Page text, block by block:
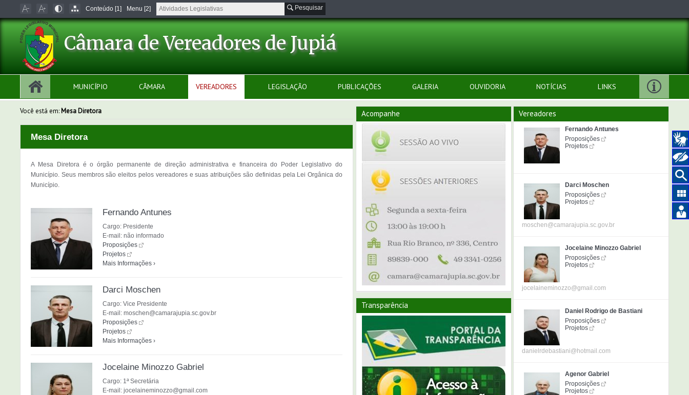
Conteúdo [1] Menu [2] Pesquisar
Câmara de Vereadores de Jupiá
MUNICÍPIO CÂMARA VEREADORES LEGISLAÇÃO PUBLICAÇÕES GALERIA OUVIDORIA NOTÍCIAS LINKS
Você está em: Mesa Diretora
Mesa Diretora
A Mesa Diretora é o órgão permanente de direção administrativa e financeira do Poder Legislativo do
Município. Seus membros são eleitos pelos vereadores e suas atribuições são definidas pela Lei Orgânica do
Município.
Fernando Antunes
Cargo: Presidente
E-mail: não informado
Proposições
Projetos
Mais Informações ›
Darci Moschen
Cargo: Vice Presidente
E-mail: moschen@camarajupia.sc.gov.br
Proposições
Projetos
Mais Informações ›
Jocelaine Minozzo Gabriel
Cargo: 1ª Secretária
E-mail: jocelaineminozzo@gmail.com
Vereadores
Fernando Antunes
Proposições
Projetos
Darci Moschen
Proposições
Projetos
moschen@camarajupia.sc.gov.br
Jocelaine Minozzo Gabriel
Proposições
Projetos
jocelaineminozzo@gmail.com
Daniel Rodrigo de Bastiani
Proposições
Projetos
danielrdebastiani@hotmail.com
Agenor Gabriel
Proposições
Projetos
Acompanhe
Transparência